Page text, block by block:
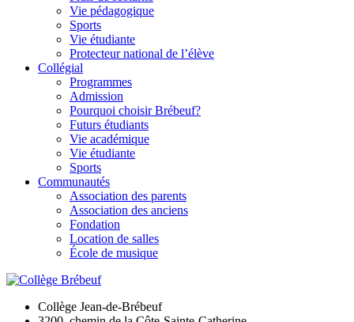
Vie pédagogique
Sports
Vie étudiante
Protecteur national de l’élève
Collégial
Programmes
Admission
Pourquoi choisir Brébeuf?
Futurs étudiants
Vie académique
Vie étudiante
Sports
Communautés
Association des parents
Association des anciens
Fondation
Location de salles
École de musique
Collège Jean-de-Brébeuf